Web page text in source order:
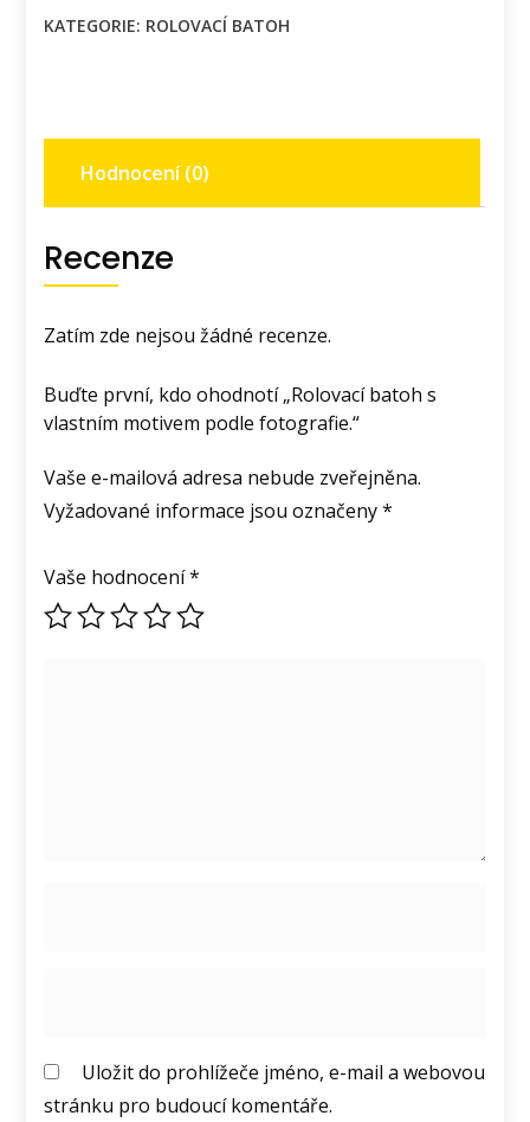
KATEGORIE: ROLOVACÍ BATOH
Hodnocení (0)
Recenze
Zatím zde nejsou žádné recenze.
Buďte první, kdo ohodnotí „Rolovací batoh s
vlastním motivem podle fotografie.“
Vaše e-mailová adresa nebude zveřejněna.
Vyžadované informace jsou označeny*
Vaše hodnocení*
Uložit do prohlížeče jméno, e-mail a webovou
stránku pro budoucí komentáře.